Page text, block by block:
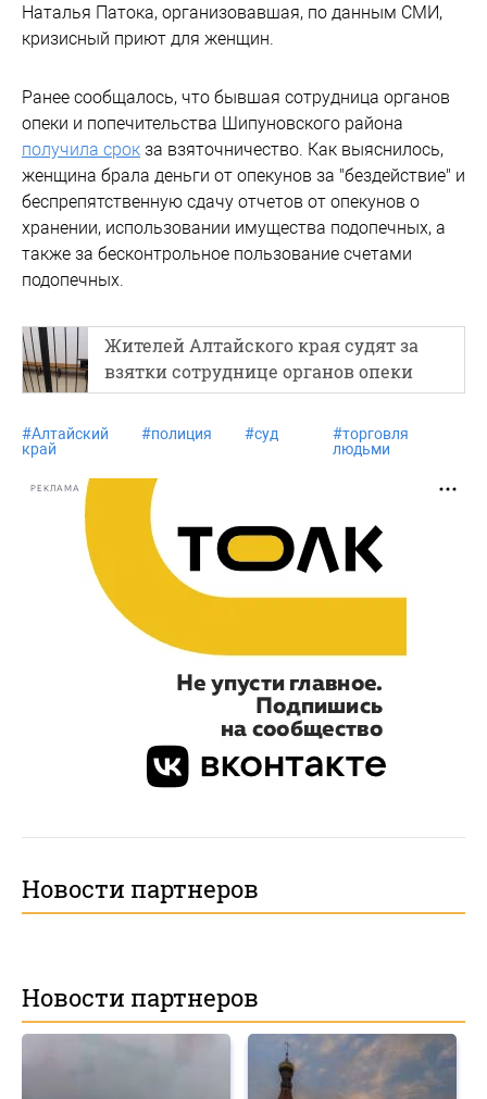
Наталья Патока, организовавшая, по данным СМИ,
кризисный приют для женщин.
Ранее сообщалось, что бывшая сотрудница органов
опеки и попечительства Шипуновского района
получила срок за взяточничество. Как выяснилось,
женщина брала деньги от опекунов за "бездействие" и
беспрепятственную сдачу отчетов от опекунов о
хранении, использовании имущества подопечных, а
также за бесконтрольное пользование счетами
подопечных.
Жителей Алтайского края судят за
взятки сотруднице органов опеки
#Алтайский
край
#полиция #суд #торговля
людьми
РЕКЛАМА
Новости партнеров
Новости партнеров